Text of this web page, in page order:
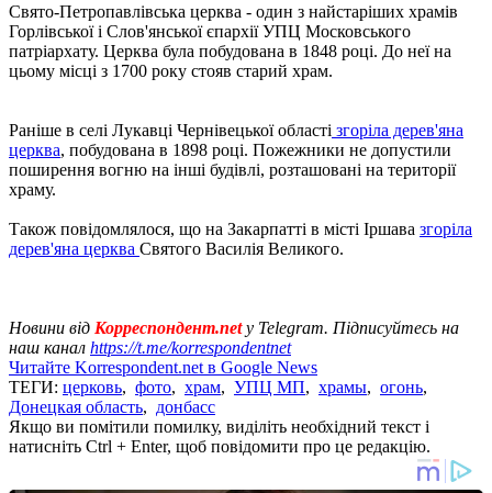
Свято-Петропавлівська церква - один з найстаріших храмів
Горлівської і Слов'янської єпархії УПЦ Московського
патріархату. Церква була побудована в 1848 році. До неї на
цьому місці з 1700 року стояв старий храм.
Раніше в селі Лукавці Чернівецької області згоріла дерев'яна
церква, побудована в 1898 році. Пожежники не допустили
поширення вогню на інші будівлі, розташовані на території
храму.
Також повідомлялося, що на Закарпатті в місті Іршава згоріла
дерев'яна церква Святого Василія Великого.
Новини від Корреспондент.netу Telegram. Підписуйтесь на
наш канал https://t.me/korrespondentnet
Читайте Korrespondent.net в Google News
ТЕГИ: церковь, фото, храм, УПЦ МП, храмы, огонь,
Донецкая область, донбасс
Якщо ви помітили помилку, виділіть необхідний текст і
натисніть Ctrl + Enter, щоб повідомити про це редакцію.